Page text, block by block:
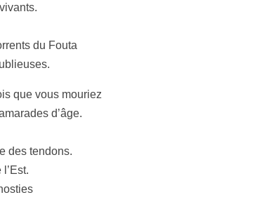
du Fouta
que vous mouriez
d’âge.
des tendons.